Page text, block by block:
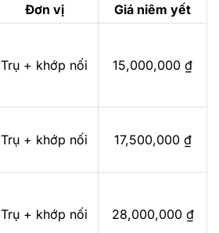
Đơn vị
Giá niêm yết
Trụ + khớp nối 15,000,000 ₫
Trụ + khớp nối 17,500,000 ₫
Trụ + khớp nối 28,000,000 ₫